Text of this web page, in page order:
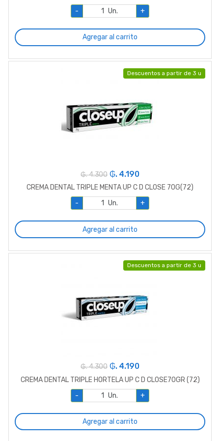
-
Un. +
Agregar al carrito
Descuentos a partir de 3 u
₲. 4.300 ₲. 4.190
CREMA DENTAL TRIPLE MENTA UP C D CLOSE 70G(72)
-
Un. +
Agregar al carrito
Descuentos a partir de 3 u
₲. 4.300 ₲. 4.190
CREMA DENTAL TRIPLE HORTELA UP C D CLOSE70GR (72)
-
Un. +
Agregar al carrito